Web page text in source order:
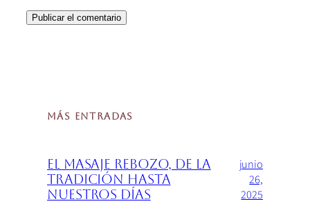
MÁS ENTRADAS
El Masaje Rebozo, de la
tradición hasta
nuestros días
junio
26,
2025